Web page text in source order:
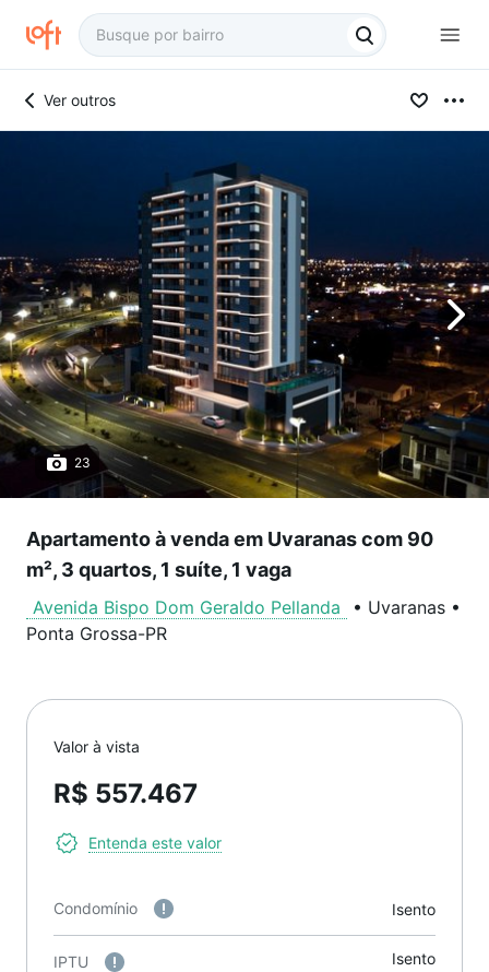
Ver outros
23
Apartamento à venda em Uvaranas com 90
m², 3 quartos, 1 suíte, 1 vaga
Avenida Bispo Dom Geraldo Pellanda • Uvaranas •
Ponta Grossa-PR
Valor à vista
R$ 557.467
Entenda este valor
Condomínio Isento
IPTU Isento